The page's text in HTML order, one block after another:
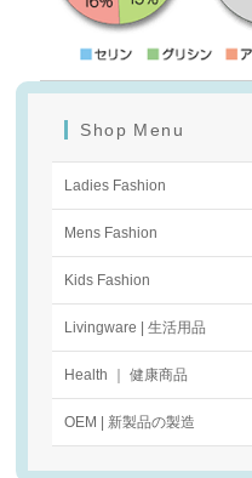
Shop Menu
Ladies Fashion
Mens Fashion
Kids Fashion
Livingware | 生活用品
Health ｜ 健康商品
OEM | 新製品の製造